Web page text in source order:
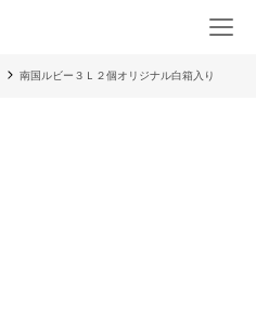
南国ルビー３Ｌ２個オリジナル白箱入り